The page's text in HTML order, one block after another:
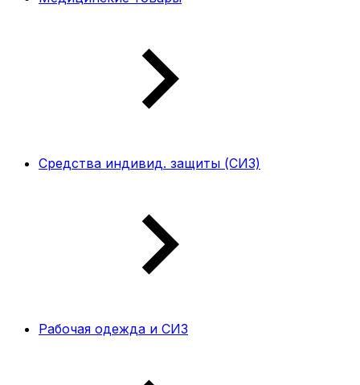
Средства индивид. защиты (СИЗ)
Рабочая одежда и СИЗ